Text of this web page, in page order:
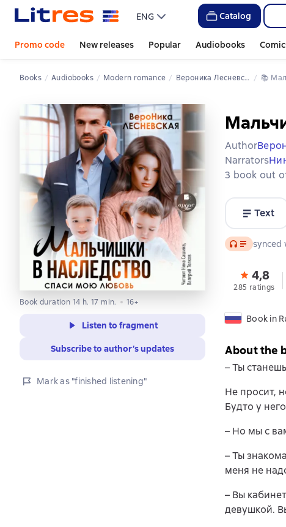
ENG Catalog
Promo code New releases Popular Audiobooks
Books Audiobooks Modern romance Вероника Лесневская 📚
Book duration 14 h. 17 min. 16+
Listen to fragment
Subscribe to author’s updates
Mark as "finished listening"
Author
Narrators
3 book out
Text
Audio synced
4,8
285 ratings
Book in
About the
– Ты
Не просит,
Будто у
– Но мы с
– Ты
меня не
– Вы
девушкой.